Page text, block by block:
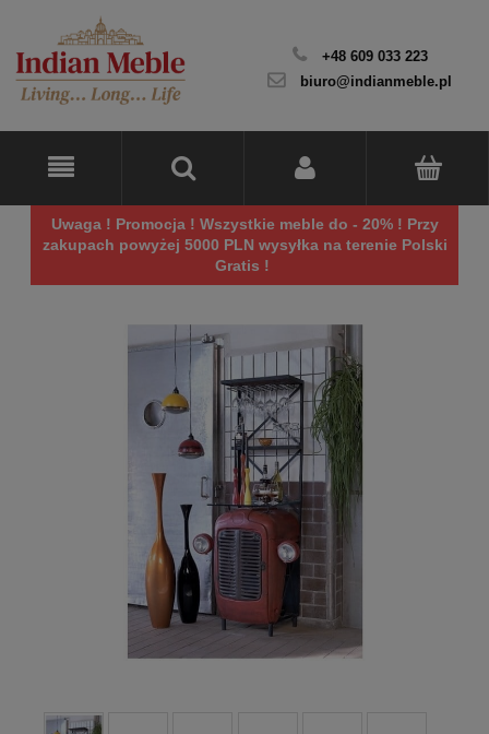
+48 609 033 223
biuro@indianmeble.pl
Uwaga ! Promocja ! Wszystkie meble do - 20% ! Przy
zakupach powyżej 5000 PLN wysyłka na terenie Polski
Gratis !